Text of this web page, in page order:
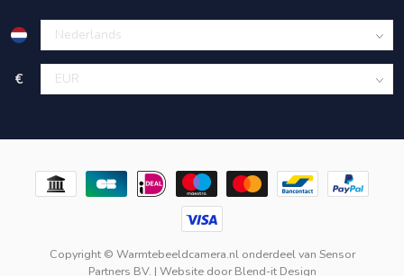
€
Copyright © Warmtebeeldcamera.nl onderdeel van Sensor
Partners BV. | Website doorBlend-it Design